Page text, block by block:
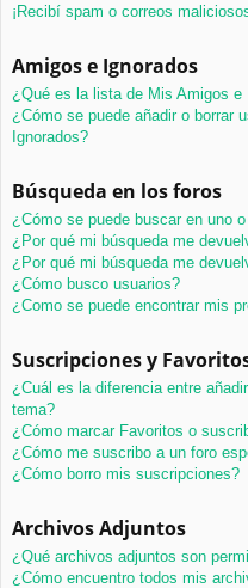
¡Recibí spam o correos
Amigos e Ignorados
¿Qué es la lista de Mis Amigos e
¿Cómo se puede añadir o borrar
Ignorados?
Búsqueda en los foros
¿Cómo se puede buscar en uno
¿Por qué mi búsqueda me
¿Por qué mi búsqueda me
¿Cómo busco usuarios?
¿Como se puede encontrar mis
Suscripciones y
¿Cuál es la diferencia entre
tema?
¿Cómo marcar Favoritos o
¿Cómo me suscribo a un foro
¿Cómo borro mis suscripciones?
Archivos Adjuntos
¿Qué archivos adjuntos son
¿Cómo encuentro todos mis